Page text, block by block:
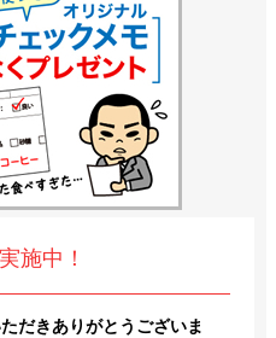
施中！
だきありがとうございま